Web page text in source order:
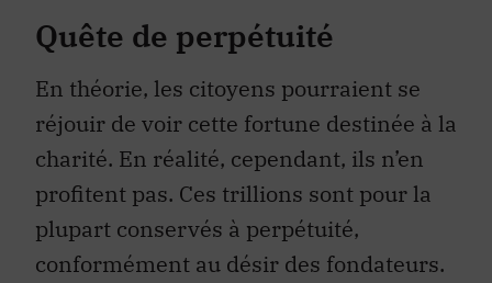
Quête de perpétuité
En théorie, les citoyens pourraient se
réjouir de voir cette fortune destinée à la
charité. En réalité, cependant, ils n’en
profitent pas. Ces trillions sont pour la
plupart conservés à perpétuité,
conformément au désir des fondateurs.